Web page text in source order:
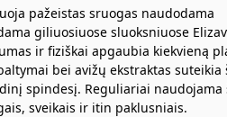
pažeistas sruogas naudodama
giliuosiuose sluoksniuose
ir fiziškai apgaubia kiekvieną
bei avižų ekstraktas suteikia
spindesį. Reguliariai naudojama
sveikais ir itin paklusniais.